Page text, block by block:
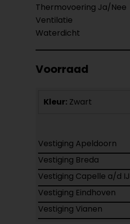
Thermovoering Ja/Nee
Ventilatie
Waterdicht
Voorraad
Kleur: Zwart
Vestiging Apeldoorn
Vestiging Breda
Vestiging Capelle a/d
Vestiging Eindhoven
Vestiging Vianen